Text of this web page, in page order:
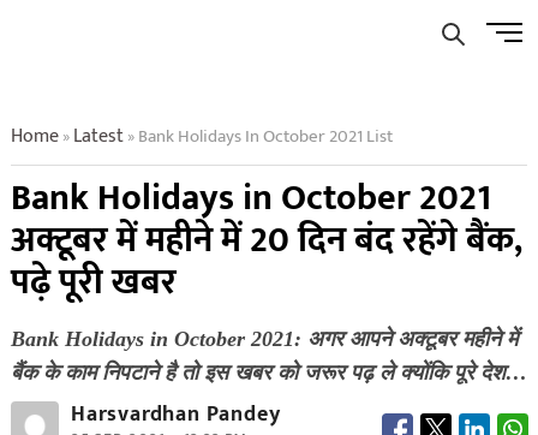
Menu
Home»Latest»Bank Holidays In October 2021 List
Bank Holidays in October 2021
अक्टूबर में महीने में 20 दिन बंद रहेंगे बैंक,
पढ़े पूरी खबर
Bank Holidays in October 2021: अगर आपने अक्टूबर महीने में
बैंक के काम निपटाने है तो इस खबर को जरूर पढ़ ले क्योंकि पूरे देश…
Harsvardhan Pandey